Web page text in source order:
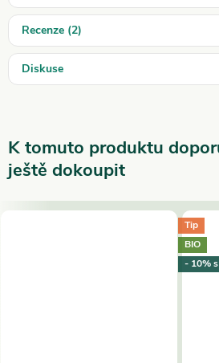
Recenze (2)
Diskuse
K tomuto produktu
ještě dokoupit
Tip
BIO
- 10%